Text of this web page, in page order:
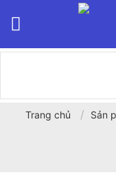
Trang chủ / Sản